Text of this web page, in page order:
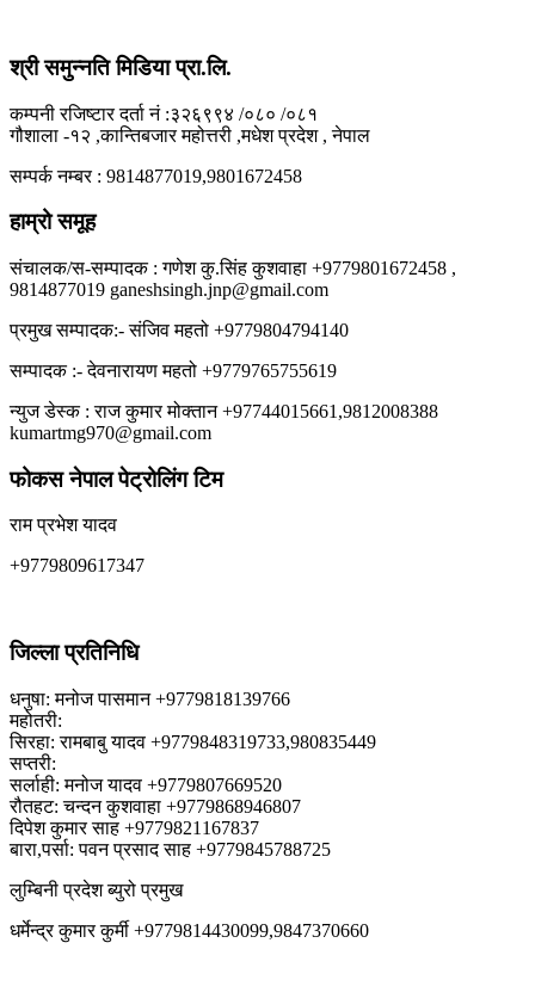
श्री समुन्नति मिडिया प्रा.लि.
कम्पनी रजिष्टार दर्ता नं :३२६९९४ /०८० /०८१
गौशाला -१२ ,कान्तिबजार महोत्तरी ,मधेश प्रदेश , नेपाल
सम्पर्क नम्बर : 9814877019,9801672458
हाम्रो समूह
संचालक/स-सम्पादक : गणेश कु.सिंह कुशवाहा +9779801672458 ,
9814877019 ganeshsingh.jnp@gmail.com
प्रमुख सम्पादक:- संजिव महतो +9779804794140
सम्पादक :- देवनारायण महतो +9779765755619
न्युज डेस्क : राज कुमार मोक्तान +97744015661,9812008388
kumartmg970@gmail.com
फोकस नेपाल पेट्रोलिंग टिम
राम प्रभेश यादव
+9779809617347
जिल्ला प्रतिनिधि
धनुषा: मनोज पासमान +9779818139766
महोतरी:
सिरहा: रामबाबु यादव +9779848319733,980835449
सप्तरी:
सर्लाही: मनोज यादव +9779807669520
रौतहट: चन्दन कुशवाहा +9779868946807
दिपेश कुमार साह +9779821167837
बारा,पर्सा: पवन प्रसाद साह +9779845788725
लुम्बिनी प्रदेश ब्युरो प्रमुख
धर्मेन्द्र कुमार कुर्मी +9779814430099,9847370660